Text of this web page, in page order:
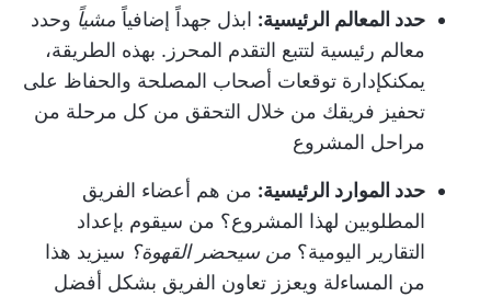
حدد المعالم الرئيسية: ابذل جهداً إضافياً مشياً وحدد
معالم رئيسية لتتبع التقدم المحرز. بهذه الطريقة،
يمكنكإدارة توقعات أصحاب المصلحة والحفاظ على
تحفيز فريقك من خلال التحقق من كل مرحلة من
مراحل المشروع
حدد الموارد الرئيسية: من هم أعضاء الفريق
المطلوبين لهذا المشروع؟ من سيقوم بإعداد
التقارير اليومية؟ من سيحضر القهوة؟ سيزيد هذا
من المساءلة ويعزز تعاون الفريق بشكل أفضل